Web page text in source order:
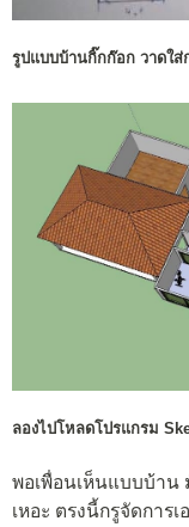
รูปแบบบ้านกิ๊กก๊อก วาดใส่
ลองไปโหลดโปรแกรม
พอเพื่อนเห็นแบบบ้าน
เหอะ ตรงนี้กรูจัดการ